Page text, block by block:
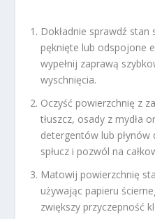
Dokładnie sprawdź stan
pęknięte lub odspojone
wypełnij zaprawą
wyschnięcia.
Oczyść powierzchnię z
tłuszcz, osady z mydła
detergentów lub płynów
spłucz i pozwól na
Matowij powierzchnię
używając papieru
zwiększy przyczepność